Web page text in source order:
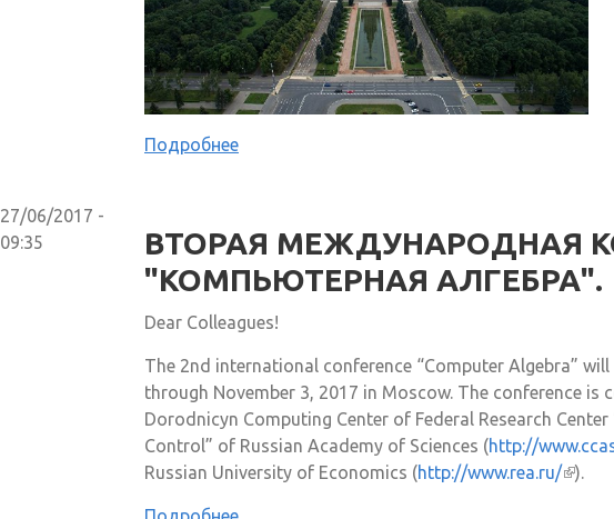
Подробнее
27/06/2017 -
09:35
ВТОРАЯ МЕЖДУНАРОДНАЯ
"КОМПЬЮТЕРНАЯ АЛГЕБРА".
Dear Colleagues!
The 2nd international conference “Computer Algebra”
through November 3, 2017 in Moscow. The conference is
Dorodnicyn Computing Center of Federal Research Center
Control” of Russian Academy of Sciences (http://
Russian University of Economics (http://www.rea.ru/ ).